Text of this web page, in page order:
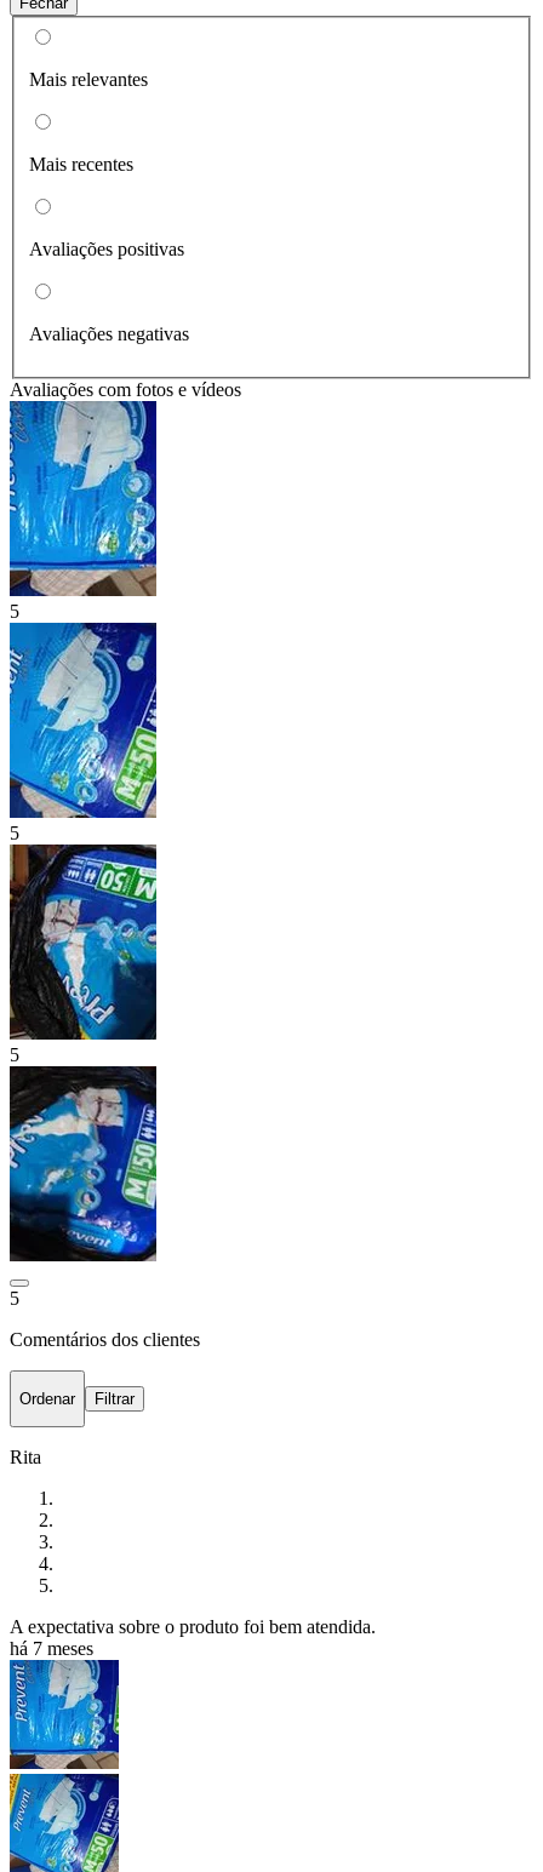
Mais relevantes
Mais recentes
Avaliações positivas
Avaliações negativas
Avaliações com fotos e vídeos
5
5
5
5
Comentários dos clientes
Ordenar Filtrar
Rita
A expectativa sobre o produto foi bem atendida.
há 7 meses